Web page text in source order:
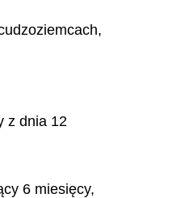
z dnia 12
6 miesięcy,